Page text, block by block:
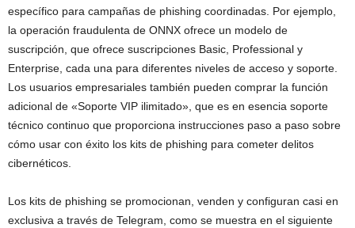
específico para campañas de phishing coordinadas. Por ejemplo,
la operación fraudulenta de ONNX ofrece un modelo de
suscripción, que ofrece suscripciones Basic, Professional y
Enterprise, cada una para diferentes niveles de acceso y soporte.
Los usuarios empresariales también pueden comprar la función
adicional de «Soporte VIP ilimitado», que es en esencia soporte
técnico continuo que proporciona instrucciones paso a paso sobre
cómo usar con éxito los kits de phishing para cometer delitos
cibernéticos.
Los kits de phishing se promocionan, venden y configuran casi en
exclusiva a través de Telegram, como se muestra en el siguiente